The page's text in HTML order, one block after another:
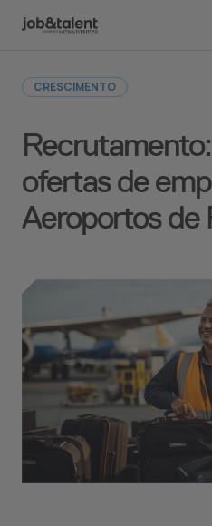
ofertas de
Aeroportos de
CRESCIMENTO
Voltar para a redação